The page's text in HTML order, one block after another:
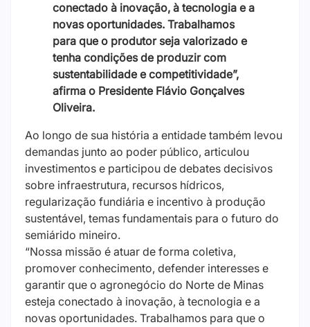
conectado à inovação, à tecnologia e a
novas oportunidades. Trabalhamos
para que o produtor seja valorizado e
tenha condições de produzir com
sustentabilidade e competitividade”,
afirma o Presidente Flávio Gonçalves
Oliveira.
Ao longo de sua história a entidade também levou
demandas junto ao poder público, articulou
investimentos e participou de debates decisivos
sobre infraestrutura, recursos hídricos,
regularização fundiária e incentivo à produção
sustentável, temas fundamentais para o futuro do
semiárido mineiro.
“Nossa missão é atuar de forma coletiva,
promover conhecimento, defender interesses e
garantir que o agronegócio do Norte de Minas
esteja conectado à inovação, à tecnologia e a
novas oportunidades. Trabalhamos para que o